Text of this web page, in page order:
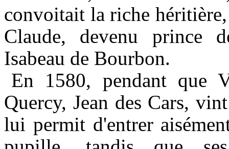
convoitait la riche
Claude, devenu prince
Isabeau de Bourbon.
En 1580, pendant que
Quercy, Jean des Cars,
lui permit d'entrer